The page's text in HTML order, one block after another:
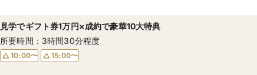
10:05〜
12:05〜
14:05〜
16:05〜
17:05〜
10:00〜 15:00〜
見学でギフト券1万円×成約で豪華10大特典
所要時間：3時間30分程度
10:00〜 15:00〜